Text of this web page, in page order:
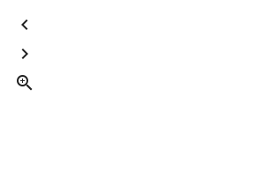


